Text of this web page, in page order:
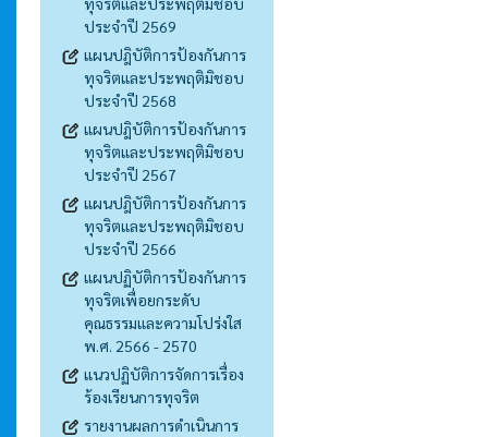
ประจำปี 2569
แผนปฎิบัติการป้องกันการ
ทุจริตและประพฤติมิชอบ
ประจำปี 2568
แผนปฎิบัติการป้องกันการ
ทุจริตและประพฤติมิชอบ
ประจำปี 2567
แผนปฎิบัติการป้องกันการ
ทุจริตและประพฤติมิชอบ
ประจำปี 2566
แผนปฏิบัติการป้องกันการ
ทุจริตเพื่อยกระดับ
คุณธรรมและความโปร่งใส
พ.ศ. 2566 - 2570
แนวปฏิบัติการจัดการเรื่อง
ร้องเรียนการทุจริต
รายงานผลการดำเนินการ